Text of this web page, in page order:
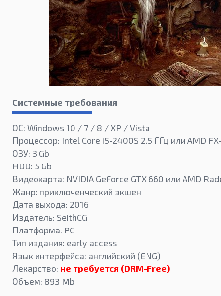
Системные требования
ОС: Windows 10 / 7 / 8 / XP / Vista
Процессор: Intel Core i5-2400S 2.5 ГГц или AMD
ОЗУ: 3 Gb
HDD: 5 Gb
Видеокарта: NVIDIA GeForce GTX 660 или AMD
Жанр: приключенческий экшен
Дата выхода: 2016
Издатель: SeithCG
Платформа: PC
Тип издания: early access
Язык интерфейса: английский (ENG)
Лекарство: не требуется (DRM-Free)
Объем: 893 Mb